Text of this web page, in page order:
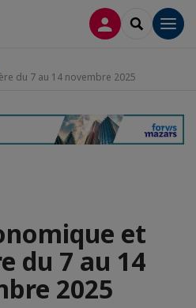
CONNEXION
du 7 au 14 novembre 2025
et
du 7 au 14
2025